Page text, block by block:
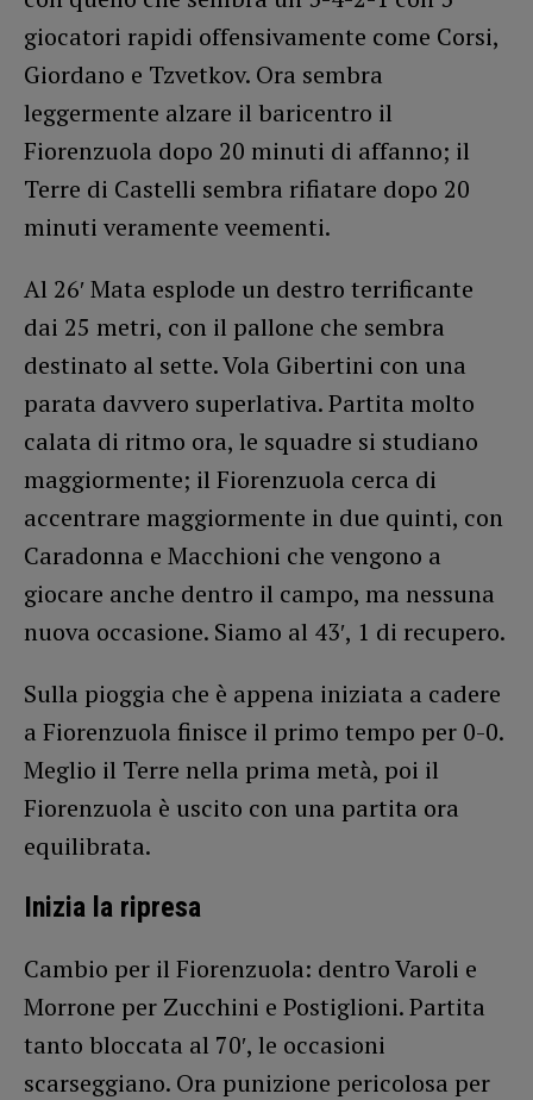
giocatori rapidi offensivamente come Corsi,
Giordano e Tzvetkov. Ora sembra
leggermente alzare il baricentro il
Fiorenzuola dopo 20 minuti di affanno; il
Terre di Castelli sembra rifiatare dopo 20
minuti veramente veementi.
Al 26′ Mata esplode un destro terrificante
dai 25 metri, con il pallone che sembra
destinato al sette. Vola Gibertini con una
parata davvero superlativa. Partita molto
calata di ritmo ora, le squadre si studiano
maggiormente; il Fiorenzuola cerca di
accentrare maggiormente in due quinti, con
Caradonna e Macchioni che vengono a
giocare anche dentro il campo, ma nessuna
nuova occasione. Siamo al 43′, 1 di recupero.
Sulla pioggia che è appena iniziata a cadere
a Fiorenzuola finisce il primo tempo per 0-0.
Meglio il Terre nella prima metà, poi il
Fiorenzuola è uscito con una partita ora
equilibrata.
Inizia la ripresa
Cambio per il Fiorenzuola: dentro Varoli e
Morrone per Zucchini e Postiglioni. Partita
tanto bloccata al 70′, le occasioni
scarseggiano. Ora punizione pericolosa per